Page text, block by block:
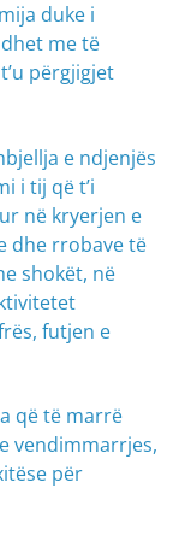
duke i
me të
përgjigjet
e ndjenjës
i tij që t’i
në kryerjen e
dhe rrobave të
shokët, në
futjen e
që të marrë
vendimmarrjes,
për